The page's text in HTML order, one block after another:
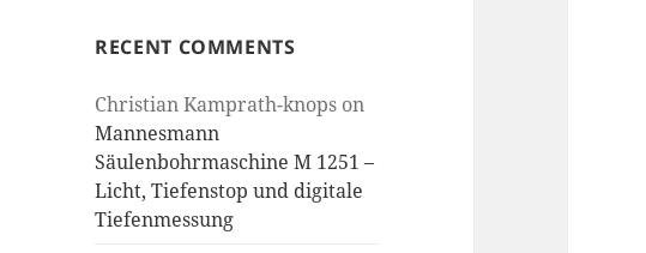
RECENT COMMENTS
Christian Kamprath-knops on
Mannesmann
Säulenbohrmaschine M 1251 –
Licht, Tiefenstop und digitale
Tiefenmessung